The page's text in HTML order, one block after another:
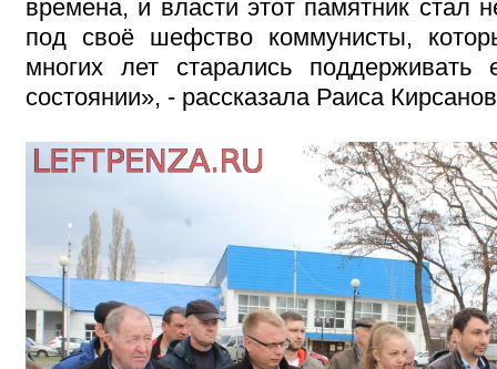
времена, и власти этот памятник стал
под своё шефство коммунисты,
многих лет старались поддерживать
состоянии», - рассказала Раиса